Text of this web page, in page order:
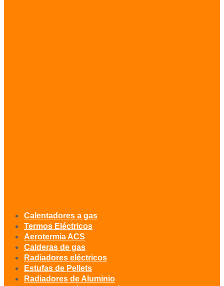
Calentadores a gas
Termos Eléctricos
Aerotermia ACS
Calderas de gas
Radiadores eléctricos
Estufas de Pellets
Radiadores de Aluminio